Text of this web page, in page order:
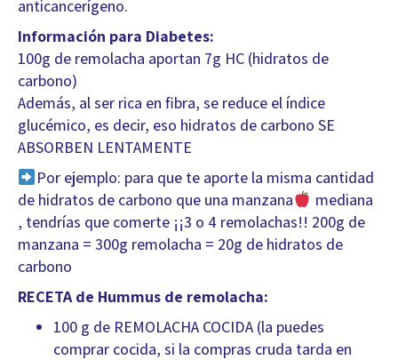
anticancerígeno.
Información para Diabetes:
100g de remolacha aportan 7g HC (hidratos de
carbono)
Además, al ser rica en fibra, se reduce el índice
glucémico, es decir, eso hidratos de carbono SE
ABSORBEN LENTAMENTE
Por ejemplo: para que te aporte la misma cantidad
de hidratos de carbono que una manzana
mediana
, tendrías que comerte ¡¡3 o 4 remolachas!! 200g de
manzana = 300g remolacha = 20g de hidratos de
carbono
RECETA de Hummus de remolacha:
100 g de REMOLACHA COCIDA (la puedes
comprar cocida, si la compras cruda tarda en